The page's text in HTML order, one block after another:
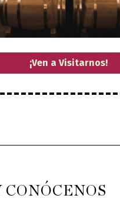
¡Ven a Visitarnos!
CONÓCENOS